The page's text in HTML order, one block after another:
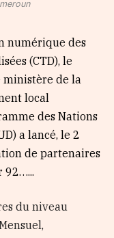
numérique des
(CTD), le
ministère de la
local
des Nations
a lancé, le 2
de partenaires
92…...
du niveau